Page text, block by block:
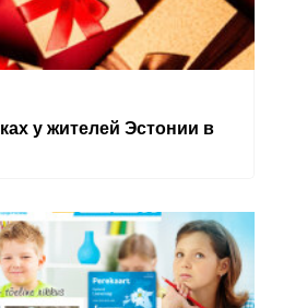
у жителей Эстонии в